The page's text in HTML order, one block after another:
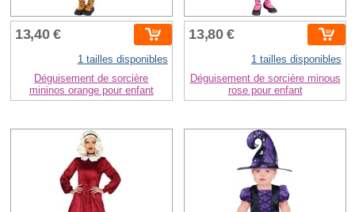
13,40 €
1 tailles disponibles
Déguisement de sorcière
mininos orange pour enfant
13,80 €
1 tailles disponibles
Déguisement de sorcière minous
rose pour enfant